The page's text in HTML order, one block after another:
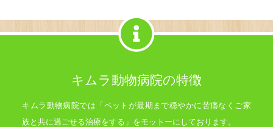
キムラ動物病院の特徴
キムラ動物病院では「ペットが最期まで穏やかに苦痛なくご家
族と共に過ごせる治療をする」をモットーにしております。